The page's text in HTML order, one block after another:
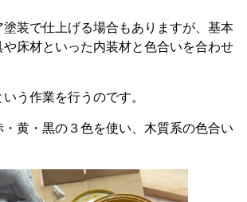
装で仕上げる場合もありますが、基本
や床材といった内装材と色合いを合わせ
う作業を行うのです。
黄・黒の３色を使い、木質系の色合い